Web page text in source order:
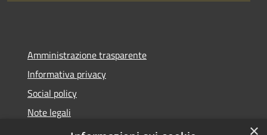
Amministrazione trasparente
Informativa privacy
Social policy
Note legali
Dichiarazione di accessibilità
×